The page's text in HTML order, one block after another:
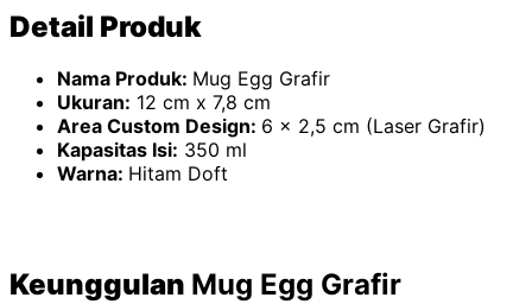
Detail Produk
Nama Produk: Mug Egg Grafir
Ukuran: 12 cm x 7,8 cm
Area Custom Design: 6 x 2,5 cm (Laser Grafir)
Kapasitas Isi: 350 ml
Warna: Hitam Doft
Keunggulan Mug Egg Grafir